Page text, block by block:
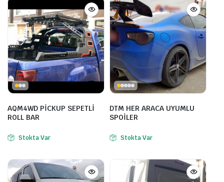
AQM4WD PİCKUP SEPETLİ
ROLL BAR
Stokta Var
DTM HER ARACA UYUMLU
SPOİLER
Stokta Var